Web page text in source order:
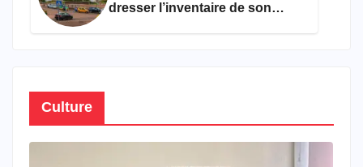
dresser l’inventaire de son
Culture